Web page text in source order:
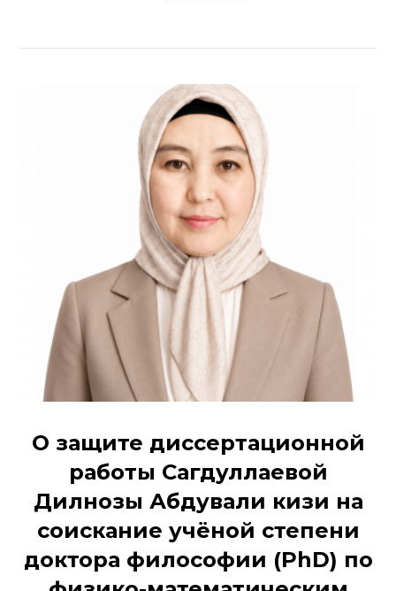
О защите диссертационной
работы Сагдуллаевой
Дилнозы Абдували кизи на
соискание учёной степени
доктора философии (PhD) по